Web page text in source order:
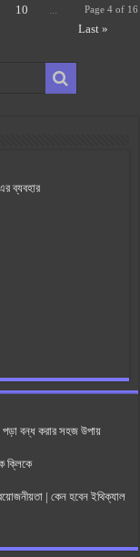
Page 4 of 16
10
...
Last »
ব্যবহার
পড়া বন্ধ করার সহজ উপায়
ক্লিকে
| কেন হবেন ইথিক্যাল